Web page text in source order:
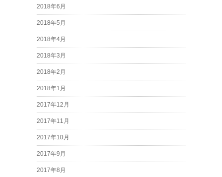
2018年6月
2018年5月
2018年4月
2018年3月
2018年2月
2018年1月
2017年12月
2017年11月
2017年10月
2017年9月
2017年8月